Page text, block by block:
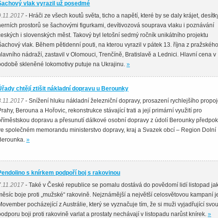
vlak vyrazil už posedmé
- Hráči ze všech koutů světa, ticho a napětí, které by se daly krájet,
prostorů se šachovými figurkami, devítivozová souprava vlaku i poznávání
i slovenských měst. Takový byl letošní sedmý ročník unikátního projektu
vlak. Během pětidenní pouti, na kterou vyrazil v pátek 13. října z pražského
nádraží, zastavil v Olomouci, Trenčíně, Bratislavě a Lednici. Hlavní cena v
skleněné lokomotivy putuje na Ukrajinu. »
chtějí ztišit nákladní dopravu u Berounky
- Snížení hluku nákladní železniční dopravy, prosazení rychlejšího
Berouna a Hořovic, rekonstrukce stávající trati a její primární využití pro
dopravu a přesunutí dálkové osobní dopravy z údolí Berounky
společném memorandu ministerstvo dopravy, kraj a Svazek obcí – Region Dolní
»
s knírkem podpoří boj s rakovinou
- Také v České republice se pomalu dostává do povědomí lidí listopad
boje proti „mužské“ rakovině. Nejznámější a největší celosvětovou kampaní
pocházející z Austrálie, který se vyznačuje tím, že si muži vyjadřující svou
boji proti rakovině varlat a prostaty nechávají v listopadu narůst knírek. »